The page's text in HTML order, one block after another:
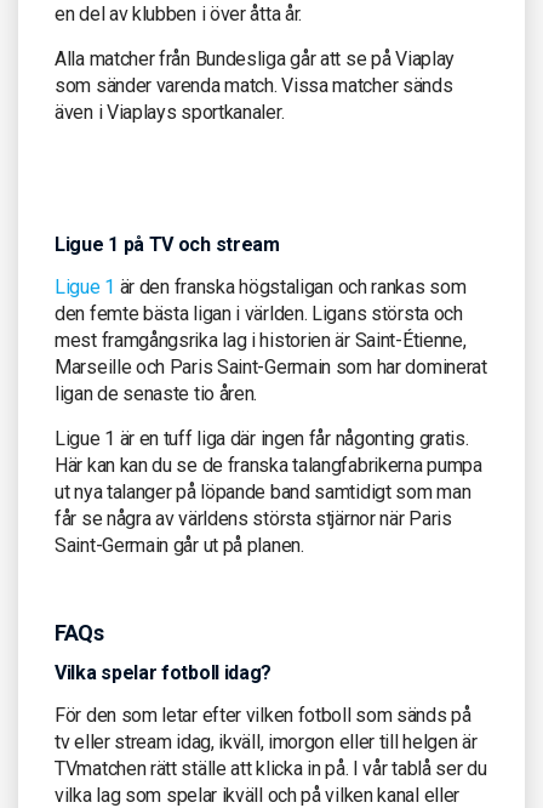
en del av klubben i över åtta år.
Alla matcher från Bundesliga går att se på Viaplay
som sänder varenda match. Vissa matcher sänds
även i Viaplays sportkanaler.
Ligue 1 på TV och stream
Ligue 1 är den franska högstaligan och rankas som
den femte bästa ligan i världen. Ligans största och
mest framgångsrika lag i historien är Saint-Étienne,
Marseille och Paris Saint-Germain som har dominerat
ligan de senaste tio åren.
Ligue 1 är en tuff liga där ingen får någonting gratis.
Här kan kan du se de franska talangfabrikerna pumpa
ut nya talanger på löpande band samtidigt som man
får se några av världens största stjärnor när Paris
Saint-Germain går ut på planen.
FAQs
Vilka spelar fotboll idag?
För den som letar efter vilken fotboll som sänds på
tv eller stream idag, ikväll, imorgon eller till helgen är
TVmatchen rätt ställe att klicka in på. I vår tablå ser du
vilka lag som spelar ikväll och på vilken kanal eller